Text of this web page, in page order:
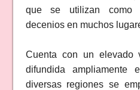
que se utilizan como
decenios en muchos
Cuenta con un elevado
difundida ampliamente
diversas regiones se